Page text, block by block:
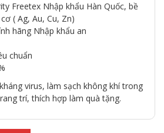
Freetex Nhập khẩu Hàn Quốc, bề
( Ag, Au, Cu, Zn)
hãng Nhập khẩu an
chuẩn
virus, làm sạch không khí trong
trí, thích hợp làm quà tặng.